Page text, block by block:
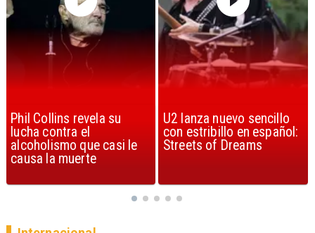
U2 lanza nuevo sencillo
con estribillo en español:
Streets of Dreams
“Africa” de Toto es
considerada la mejor
canción, según la ciencia